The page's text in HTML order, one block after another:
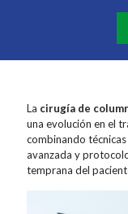
La cirugía de
una evolución en el
combinando
avanzada y
temprana del